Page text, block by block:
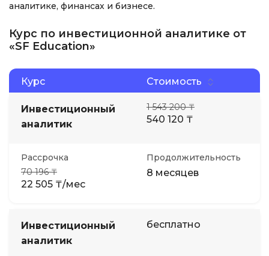
аналитике, финансах и бизнесе.
Курс по инвестиционной аналитике от
«SF Education»
Курс Стоимость
Инвестиционный
аналитик
1 543 200 ₸
540 120 ₸
Рассрочка
70 196 ₸
22 505 ₸/мес
Продолжительность
8 месяцев
Инвестиционный
аналитик
бесплатно